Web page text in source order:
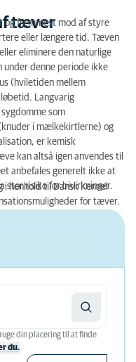
tæver
og fremmest mod af styre
eller længere tid. Tæven
eliminere den naturlige
denne periode ikke
(hviletiden mellem
Langvarig
som
i mælkekirtlerne) og
er kemisk
kan altså igen anvendes til
anbefales generelt ikke at
stor risiko for bivirkninger.
henhold til Dansk Kennel
for tæver.
din placering til at finde
du.